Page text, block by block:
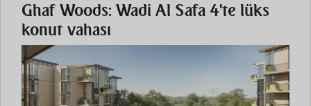
Ghaf Woods: Wadi Al Safa 4'te lüks
konut vahası